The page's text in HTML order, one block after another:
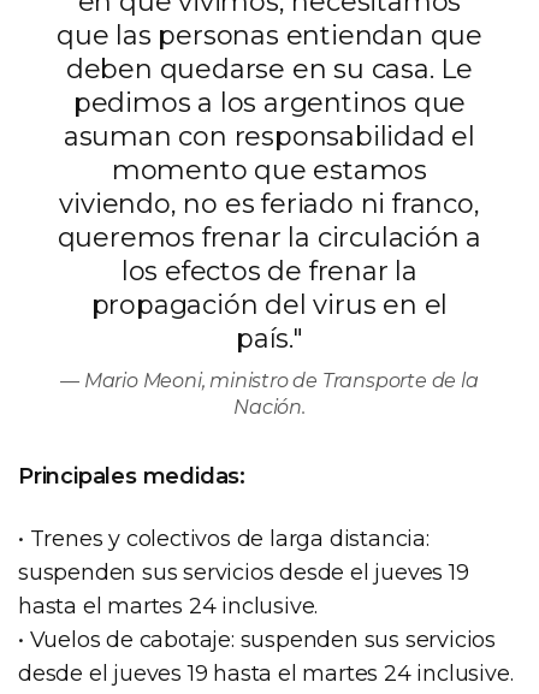
que las personas entiendan que
deben quedarse en su casa. Le
pedimos a los argentinos que
asuman con responsabilidad el
momento que estamos
viviendo, no es feriado ni franco,
queremos frenar la circulación a
los efectos de frenar la
propagación del virus en el
país."
Mario Meoni, ministro de Transporte de la
Nación.
Principales medidas:
• Trenes y colectivos de larga distancia:
suspenden sus servicios desde el jueves 19
hasta el martes 24 inclusive.
• Vuelos de cabotaje: suspenden sus servicios
desde el jueves 19 hasta el martes 24 inclusive.